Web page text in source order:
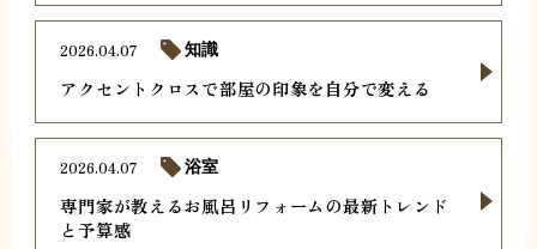
アクセントクロスで部屋の印象を自分で変える
2026.04.07 知識
専門家が教えるお風呂リフォームの最新トレンド
と予算感
2026.04.07 浴室